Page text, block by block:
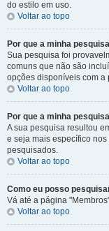
do estilo em uso.
Voltar ao topo
Por que a minha
Sua pesquisa foi
comuns que não são
opções disponíveis com a
Voltar ao topo
Por que a minha
A sua pesquisa resultou
e seja mais específico
pesquisados.
Voltar ao topo
Como eu posso
Vá até a página
Voltar ao topo